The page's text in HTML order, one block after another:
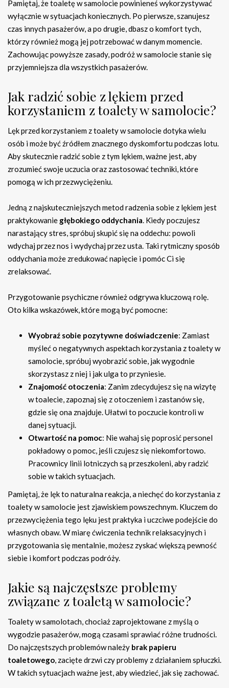
Pamiętaj, że toaletę w samolocie powinieneś wykorzystywać
wyłącznie w sytuacjach koniecznych. Po pierwsze, szanujesz
czas innych pasażerów, a po drugie, dbasz o komfort tych,
którzy również mogą jej potrzebować w danym momencie.
Zachowując powyższe zasady, podróż w samolocie stanie się
przyjemniejsza dla wszystkich pasażerów.
Jak radzić sobie z lękiem przed
korzystaniem z toalety w samolocie?
Lęk przed korzystaniem z toalety w samolocie dotyka wielu
osób i może być źródłem znacznego dyskomfortu podczas lotu.
Aby skutecznie radzić sobie z tym lękiem, ważne jest, aby
zrozumieć swoje uczucia oraz zastosować techniki, które
pomogą w ich przezwyciężeniu.
Jedną z najskuteczniejszych metod radzenia sobie z lękiem jest
praktykowanie głębokiego oddychania. Kiedy poczujesz
narastający stres, spróbuj skupić się na oddechu: powoli
wdychaj przez nos i wydychaj przez usta. Taki rytmiczny sposób
oddychania może zredukować napięcie i pomóc Ci się
zrelaksować.
Przygotowanie psychiczne również odgrywa kluczową rolę.
Oto kilka wskazówek, które mogą być pomocne:
Wyobraź sobie pozytywne doświadczenie: Zamiast
myśleć o negatywnych aspektach korzystania z toalety w
samolocie, spróbuj wyobrazić sobie, jak wygodnie
skorzystasz z niej i jak ulga to przyniesie.
Znajomość otoczenia: Zanim zdecydujesz się na wizytę
w toalecie, zapoznaj się z otoczeniem i zastanów się,
gdzie się ona znajduje. Ułatwi to poczucie kontroli w
danej sytuacji.
Otwartość na pomoc: Nie wahaj się poprosić personel
pokładowy o pomoc, jeśli czujesz się niekomfortowo.
Pracownicy linii lotniczych są przeszkoleni, aby radzić
sobie w takich sytuacjach.
Pamiętaj, że lęk to naturalna reakcja, a niechęć do korzystania z
toalety w samolocie jest zjawiskiem powszechnym. Kluczem do
przezwyciężenia tego lęku jest praktyka i uczciwe podejście do
własnych obaw. W miarę ćwiczenia technik relaksacyjnych i
przygotowania się mentalnie, możesz zyskać większą pewność
siebie i komfort podczas podróży.
Jakie są najczęstsze problemy
związane z toaletą w samolocie?
Toalety w samolotach, chociaż zaprojektowane z myślą o
wygodzie pasażerów, mogą czasami sprawiać różne trudności.
Do najczęstszych problemów należy brak papieru
toaletowego, zacięte drzwi czy problemy z działaniem spłuczki.
W takich sytuacjach ważne jest, aby wiedzieć, jak się zachować.